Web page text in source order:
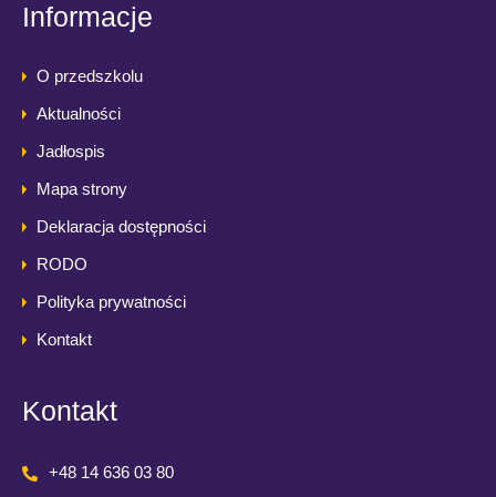
Informacje
O przedszkolu
Aktualności
Jadłospis
Mapa strony
Deklaracja dostępności
RODO
Polityka prywatności
Kontakt
Kontakt
+48 14 636 03 80